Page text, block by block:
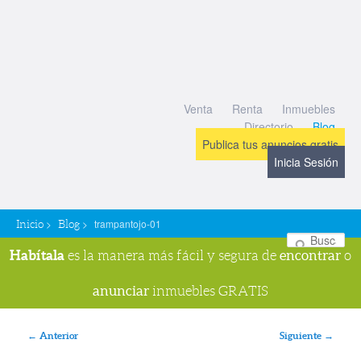
Venta Renta
Inmuebles
Directorio
Blog
Publica tus anuncios gratis
Inicia Sesión
Inicio > Blog > trampantojo-01
Habítala es la manera más fácil y segura de encontrar o
anunciar inmuebles GRATIS
Navegador de imágenes
← Anterior Siguiente →